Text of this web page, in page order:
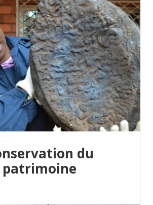
du
patrimoine